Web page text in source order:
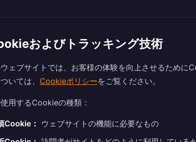
およびトラッキング技術
ェブサイトでは、お客様の体験を向上させるために
いては、 Cookieポリシーをご覧ください。
用するCookieの種類：
Cookie：
ウェブサイトの機能に必要なもの